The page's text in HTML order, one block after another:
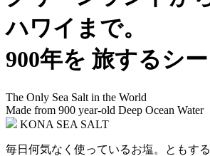
ハワイまで。
900年を 旅するシ
The Only Sea Salt in the World
Made from 900 year-old Deep Ocean Water
KONA SEA SALT
毎日何気なく使っているお塩。ともす